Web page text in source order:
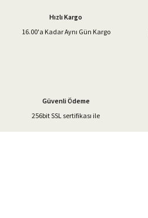
Ürün bilgilerinde hatalar bulunuyor.
Gönder
Hızlı Kargo
16.00'a Kadar Aynı Gün Kargo
Güvenli Ödeme
256bit SSL sertifikası ile